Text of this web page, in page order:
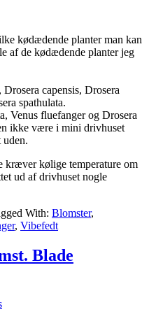
kødædende planter man kan
af de kødædende planter jeg
capensis, Drosera
spathulata.
Venus fluefanger og Drosera
ikke være i mini drivhuset
uden.
kræver kølige temperature om
ud af drivhuset nogle
With: Blomster,
, Vibefedt
Blade